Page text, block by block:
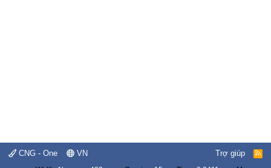
CNG - One VN Trợ giúp
R